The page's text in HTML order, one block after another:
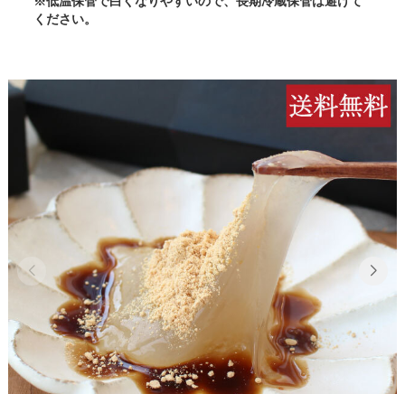
ください。